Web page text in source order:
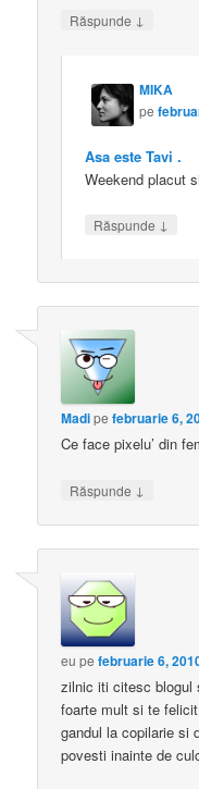
Răspunde ↓
MIKA
pe
Asa este Tavi .
Weekend placut
Răspunde ↓
Madipefebruarie 6,
Ce face pixelu’ din
Răspunde ↓
eu pefebruarie 6,
zilnic iti citesc
foarte mult si te
gandul la copilarie si
povesti inainte de